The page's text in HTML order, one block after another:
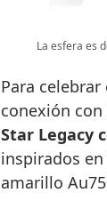
La esfera es
Para
conexión
Star Legacy
inspirados
amarillo